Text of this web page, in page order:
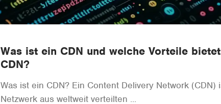
Was ist ein CDN und welche Vorteile
CDN?
Was ist ein CDN? Ein Content Delivery Network (CDN)
Netzwerk aus weltweit verteilten